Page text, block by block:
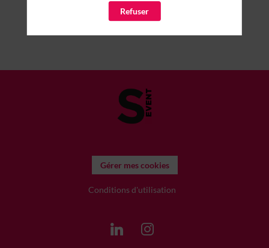
Gérer mes cookies
Conditions d'utilisation
Refuser